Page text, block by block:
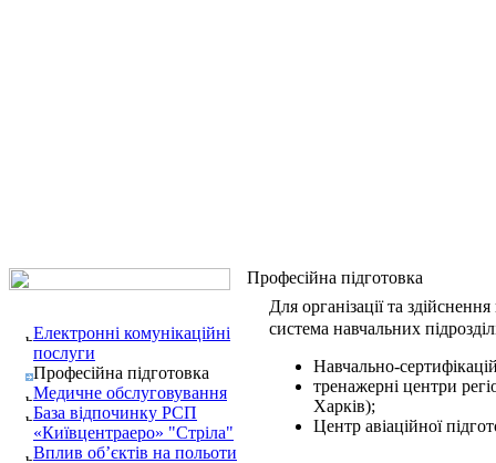
Електронні комунікаційні
послуги
Професійна підготовка
Медичне обслуговування
База відпочинку РСП
«Київцентраеро» "Стріла"
Вплив об’єктів на польоти
Професійна підготовка
Для організації та
система навчальних
Навчально-
тренажерні центри
Харків);
Центр авіаційної